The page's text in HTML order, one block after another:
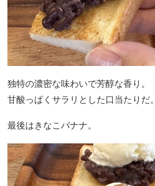
独特の濃密な味わいで芳醇な香り。
甘酸っぱくサラリとした口当たりだ。
最後はきなこバナナ。